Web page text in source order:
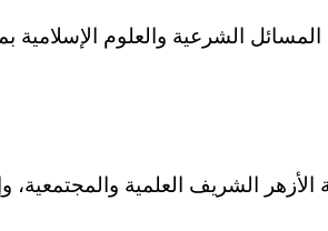
المسائل الشرعية والعلوم
الشريف العلمية